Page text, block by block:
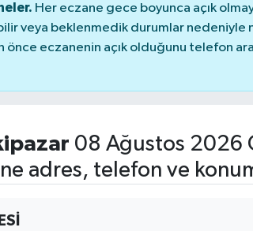
Her eczane gece boyunca açık
veya beklenmedik durumlar nedeniyle
önce eczanenin açık olduğunu telefon
08 Ağustos 2026
adres, telefon ve